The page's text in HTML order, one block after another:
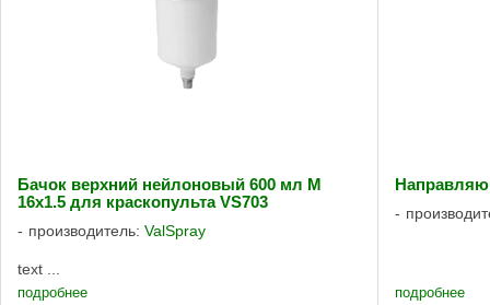
Бачок верхний нейлоновый 600 мл M
16x1.5 для краскопульта VS703
производитель: ValSpray
text ...
подробнее
подробнее